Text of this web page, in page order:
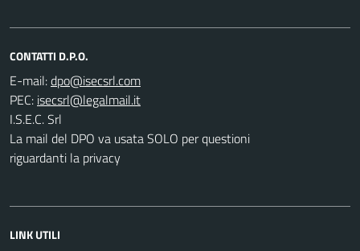
CONTATTI D.P.O.
E-mail:
PEC:
I.S.E.C. Srl
La mail del DPO va usata SOLO per questioni
riguardanti la privacy
LINK UTILI